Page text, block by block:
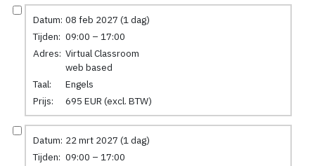
Datum: 08 feb 2027 (1 dag)
Tijden: 09:00 – 17:00
Adres: Virtual Classroom
web based
Taal:
Engels
Prijs:
695 EUR (excl. BTW)
Datum: 22 mrt 2027 (1 dag)
Tijden: 09:00 – 17:00